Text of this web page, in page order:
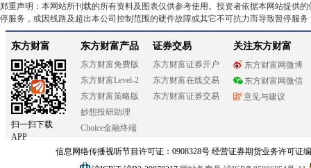
郑重声明：本网站所刊载的所有资料及图表仅供参考使用。投资者依据本网站提供
停服务，或因线路及超出本公司控制范围的硬件故障或其它不可抗力而导致暂停服